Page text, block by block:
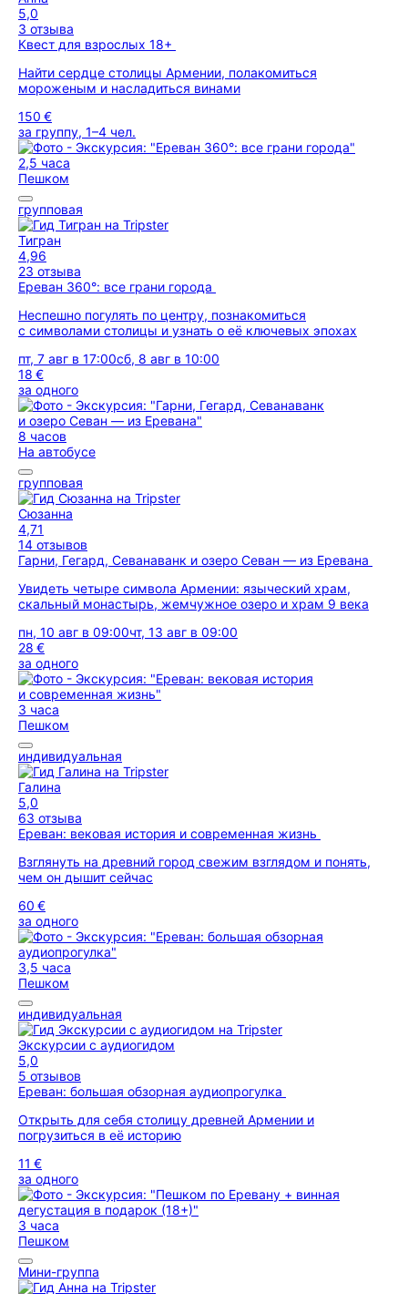
5,0
3 отзыва
Квест для взрослых 18+
Найти сердце столицы Армении, полакомиться
мороженым и насладиться винами
150 €
за группу, 1–4 чел.
2,5 часа
Пешком
групповая
Тигран
4,96
23 отзыва
Ереван 360°: все грани города
Неспешно погулять по центру, познакомиться
с символами столицы и узнать о её ключевых эпохах
пт, 7 авг в 17:00сб, 8 авг в 10:00
18 €
за одного
8 часов
На автобусе
групповая
Сюзанна
4,71
14 отзывов
Гарни, Гегард, Севанаванк и озеро Севан — из Еревана
Увидеть четыре символа Армении: языческий храм,
скальный монастырь, жемчужное озеро и храм 9 века
пн, 10 авг в 09:00чт, 13 авг в 09:00
28 €
за одного
3 часа
Пешком
индивидуальная
Галина
5,0
63 отзыва
Ереван: вековая история и современная жизнь
Взглянуть на древний город свежим взглядом и понять,
чем он дышит сейчас
60 €
за одного
3,5 часа
Пешком
индивидуальная
Экскурсии с аудиогидом
5,0
5 отзывов
Ереван: большая обзорная аудиопрогулка
Открыть для себя столицу древней Армении и
погрузиться в её историю
11 €
за одного
3 часа
Пешком
Мини-группа